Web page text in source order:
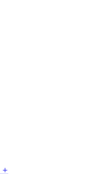
+